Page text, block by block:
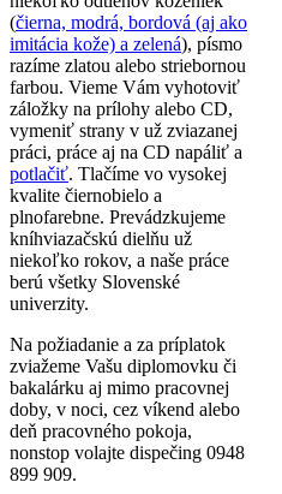
(čierna, modrá, bordová (aj ako
imitácia kože) a zelená), písmo
razíme zlatou alebo striebornou
farbou. Vieme Vám vyhotoviť
záložky na prílohy alebo CD,
vymeniť strany v už zviazanej
práci, práce aj na CD napáliť a
potlačiť. Tlačíme vo vysokej
kvalite čiernobielo a
plnofarebne. Prevádzkujeme
kníhviazačskú dielňu už
niekoľko rokov, a naše práce
berú všetky Slovenské
univerzity.
Na požiadanie a za príplatok
zviažeme Vašu diplomovku či
bakalárku aj mimo pracovnej
doby, v noci, cez víkend alebo
deň pracovného pokoja,
nonstop volajte dispečing 0948
899 909.